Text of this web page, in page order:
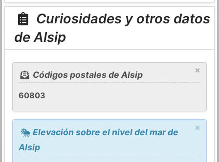
Curiosidades y otros datos
de Alsip
×
Códigos postales de Alsip
60803
×
Elevación sobre el nivel del mar de
Alsip